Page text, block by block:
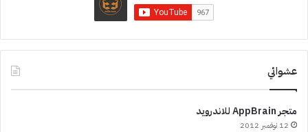
عشوائي
متجر AppBrain للاندرويد
12 نوفمبر 2012